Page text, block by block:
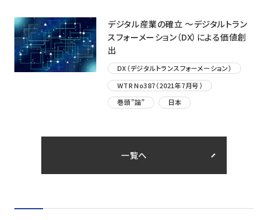
デジタル産業の確立 ～デジタルトラン
スフォーメーション（DX）による価値創
出
DX（デジタルトランスフォーメーション）
WTR No387（2021年7月号）
巻頭”論”
日本
一覧へ